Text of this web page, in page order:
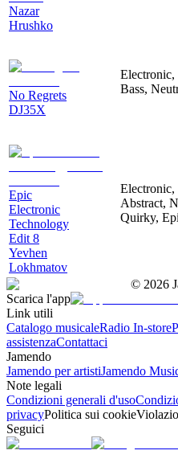
Nazar
Hrushko
No Regrets
DJ35X
Electronic,
Bass,
Epic
Electronic
Technology
Edit 8
Yevhen
Lokhmatov
Electronic,
Abstract,
Quirky,
© 2026
Scarica l'app
Link utili
Catalogo musicaleRadio In-store
assistenzaContattaci
Jamendo
Jamendo per artistiJamendo
Note legali
Condizioni generali d'uso
privacyPolitica sui cookie
Seguici